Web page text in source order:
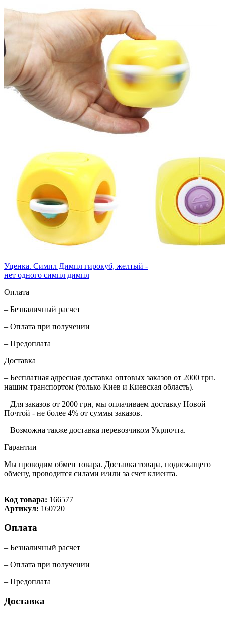
Уценка. Симпл Димпл гирокуб, желтый -
нет одного симпл димпл
Оплата
– Безналичный расчет
– Оплата при получении
– Предоплата
Доставка
– Бесплатная адресная доставка оптовых заказов от 2000 грн.
нашим транспортом (только Киев и Киевская область).
– Для заказов от 2000 грн, мы оплачиваем доставку Новой
Почтой - не более 4% от суммы заказов.
– Возможна также доставка перевозчиком Укрпочта.
Гарантии
Мы проводим обмен товара. Доставка товара, подлежащего
обмену, проводится силами и/или за счет клиента.
Код товара: 166577
Артикул: 160720
Оплата
– Безналичный расчет
– Оплата при получении
– Предоплата
Доставка